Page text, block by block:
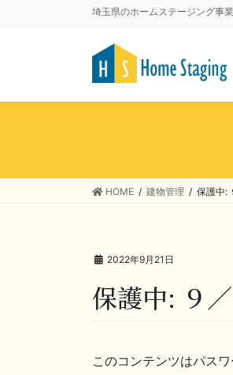
埼玉県のホームステージング事
HOME 建物管理 保護中
2022年9月21日
保護中: ９
このコンテンツはパス